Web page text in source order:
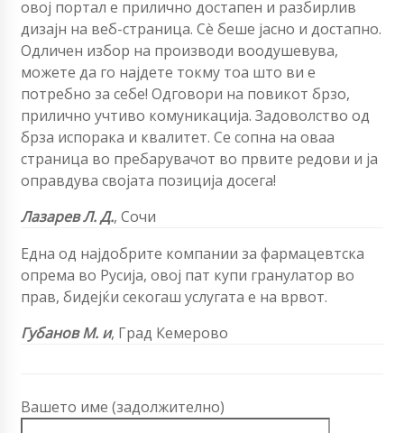
овој портал е прилично достапен и разбирлив
дизајн на веб-страница. Сè беше јасно и достапно.
Одличен избор на производи воодушевува,
можете да го најдете токму тоа што ви е
потребно за себе! Одговори на повикот брзо,
прилично учтиво комуникација. Задоволство од
брза испорака и квалитет. Се сопна на оваа
страница во пребарувачот во првите редови и ја
оправдува својата позиција досега!
Лазарев Л. Д., Сочи
Една од најдобрите компании за фармацевтска
опрема во Русија, овој пат купи гранулатор во
прав, бидејќи секогаш услугата е на врвот.
Губанов М. и, Град Кемерово
Вашето име (задолжително)